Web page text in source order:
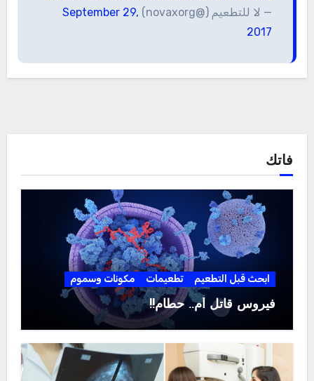
— لا للتطعيم (@novaxorg)
September 29,
2017
فاتك
ابحث قبل التطعيم تطعيمات مكونات وسموم
فيروس قاتل أم.. حطام!!